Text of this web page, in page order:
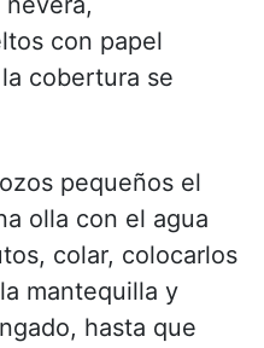
con papel
cobertura se
pequeños el
olla con el agua
colar, colocarlos
mantequilla y
hasta que